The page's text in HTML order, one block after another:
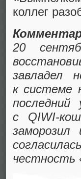
коллег
20
завладел
к системе
c QIWI-
честность